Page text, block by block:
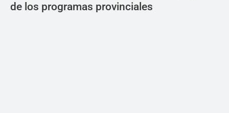
de los programas provinciales